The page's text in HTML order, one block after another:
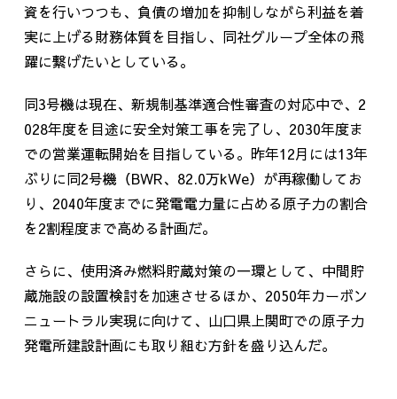
資を行いつつも、負債の増加を抑制しながら利益を着
実に上げる財務体質を目指し、同社グループ全体の飛
躍に繋げたいとしている。
同3号機は現在、新規制基準適合性審査の対応中で、 2
028年度を目途に安全対策工事を完了し、 2030年度ま
での営業運転開始を目指している。昨年12月には13年
ぶりに同2号機（BWR、 82.0万kWe）が再稼働してお
り、 2040年度までに発電電力量に占める原子力の割合
を2割程度まで高める計画だ。
さらに、使用済み燃料貯蔵対策の一環として、中間貯
蔵施設の設置検討を加速させるほか、 2050年カーボン
ニュートラル実現に向けて、山口県上関町での原子力
発電所建設計画にも取り組む方針を盛り込んだ。